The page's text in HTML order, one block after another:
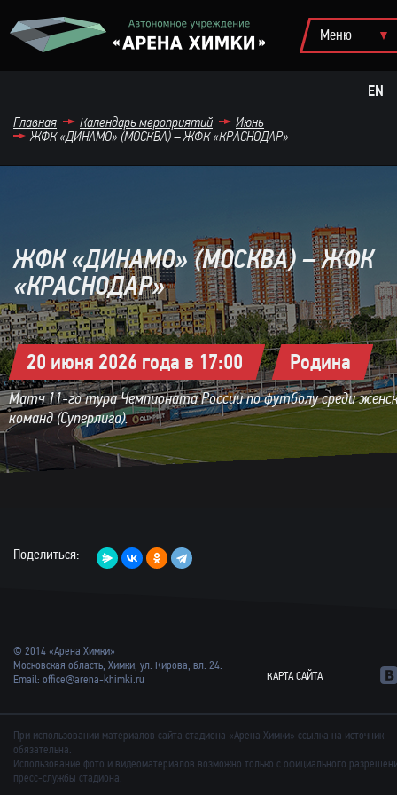
EN
Главная Календарь мероприятий
Июнь
ЖФК «ДИНАМО» (МОСКВА) – ЖФК «КРАСНОДАР»
ЖФК «ДИНАМО» (МОСКВА) – ЖФК
«КРАСНОДАР»
20 июня 2026 года в 17:00 Родина
Матч 11-го тура Чемпионата России по футболу среди
команд (Суперлига).
Поделиться:
© 2014 «Арена Химки»
Московская область, Химки, ул. Кирова, вл. 24.
Email: office@arena-khimki.ru КАРТА САЙТА
При использовании материалов сайта стадиона «Арена Химки» ссылка на источник
обязательна.
Использование фото и видеоматериалов возможно только с официального
пресс-службы стадиона.